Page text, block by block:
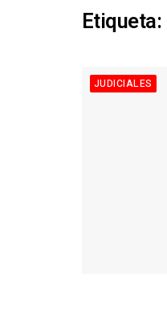
Etiqueta:
JUDICIALES